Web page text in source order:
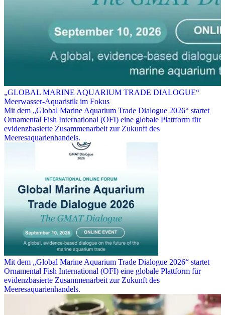
„GLOBAL MARINE AQUARIUM TRADE DIALOGUE“
Meerwasser-Aquaristik im Fokus
Mit dem „Global Marine Aquarium Trade Dialogue 2026“ startet
Ornamental Fish International (OFI) eine globale Plattform für
evidenzbasierte Zusammenarbeit zur Zukunft des
Meeresaquarienhandels.
Mit dem „Global Marine Aquarium Trade Dialogue 2026“ startet
Ornamental Fish International (OFI) eine globale Plattform für
evidenzbasierte Zusammenarbeit zur Zukunft des
Meeresaquarienhandels.